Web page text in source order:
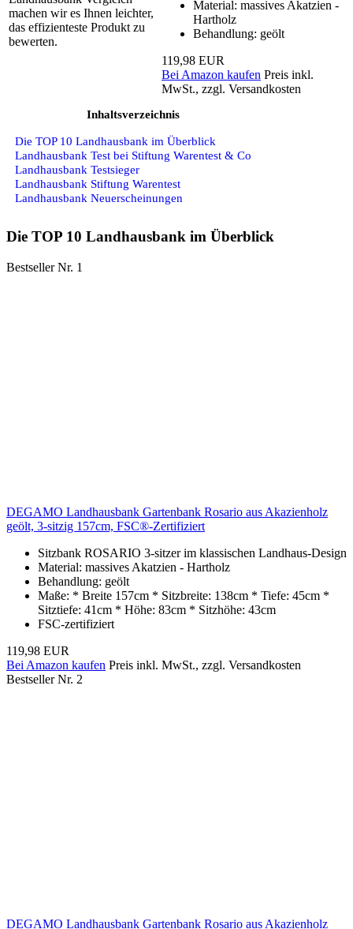
machen wir es Ihnen leichter,
das effizienteste Produkt zu
bewerten.
Material: massives Akatzien -
Hartholz
Behandlung: geölt
119,98 EUR
Bei Amazon kaufen Preis inkl.
MwSt., zzgl. Versandkosten
Inhaltsverzeichnis
Die TOP 10 Landhausbank im Überblick
Landhausbank Test bei Stiftung Warentest & Co
Landhausbank Testsieger
Landhausbank Stiftung Warentest
Landhausbank Neuerscheinungen
Die TOP 10 Landhausbank im Überblick
Bestseller Nr. 1
DEGAMO Landhausbank Gartenbank Rosario aus Akazienholz
geölt, 3-sitzig 157cm, FSC®-Zertifiziert
Sitzbank ROSARIO 3-sitzer im klassischen Landhaus-Design
Material: massives Akatzien - Hartholz
Behandlung: geölt
Maße: * Breite 157cm * Sitzbreite: 138cm * Tiefe: 45cm *
Sitztiefe: 41cm * Höhe: 83cm * Sitzhöhe: 43cm
FSC-zertifiziert
119,98 EUR
Bei Amazon kaufen Preis inkl. MwSt., zzgl. Versandkosten
Bestseller Nr. 2
DEGAMO Landhausbank Gartenbank Rosario aus Akazienholz